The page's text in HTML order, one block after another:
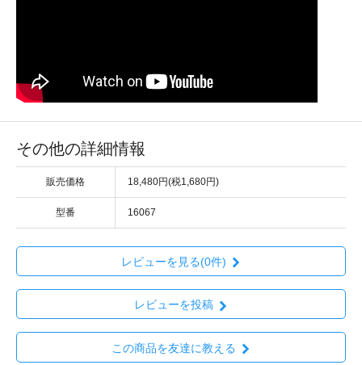
その他の詳細情報
販売価格 18,480円(税1,680円)
型番 16067
レビューを見る(0件)
レビューを投稿
この商品を友達に教える